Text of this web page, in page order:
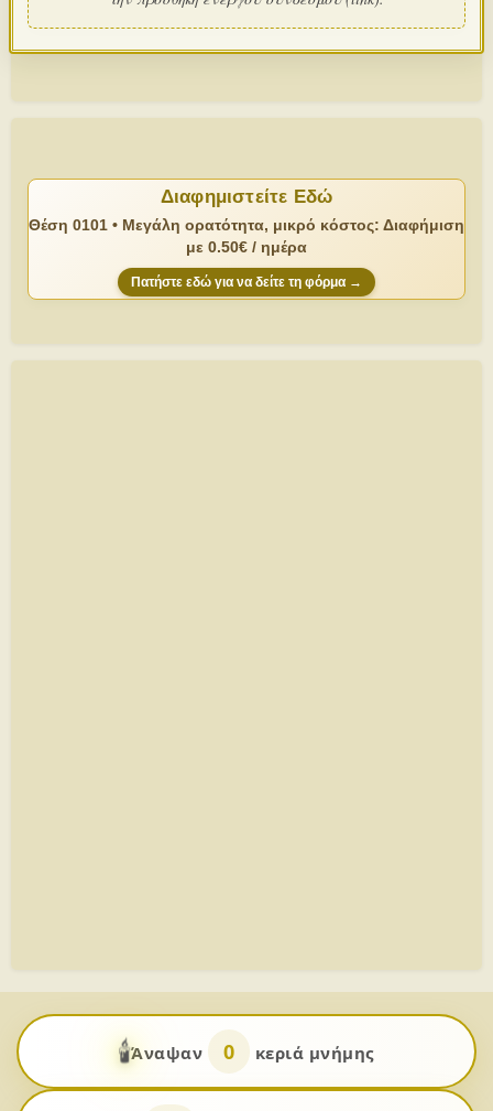
Διαφημιστείτε Εδώ
Θέση 0101 • Μεγάλη ορατότητα, μικρό κόστος: Διαφήμιση
με 0.50€ / ημέρα
Πατήστε εδώ για να δείτε τη φόρμα →
🕯️Άναψαν 0 κεριά μνήμης